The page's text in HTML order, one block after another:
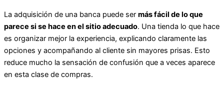
La adquisición de una banca puede ser más fácil de lo que
parece si se hace en el sitio adecuado. Una tienda lo que hace
es organizar mejor la experiencia, explicando claramente las
opciones y acompañando al cliente sin mayores prisas. Esto
reduce mucho la sensación de confusión que a veces aparece
en esta clase de compras.